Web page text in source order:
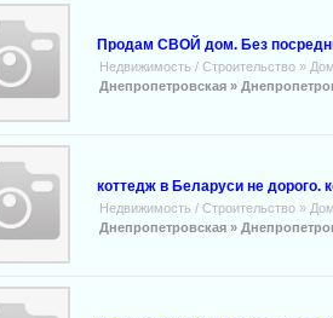
Продам СВОЙ дом. Без
Недвижимость / Строительство »
Днепропетровская »
коттедж в Беларуси не дорого.
Недвижимость / Строительство »
Днепропетровская »